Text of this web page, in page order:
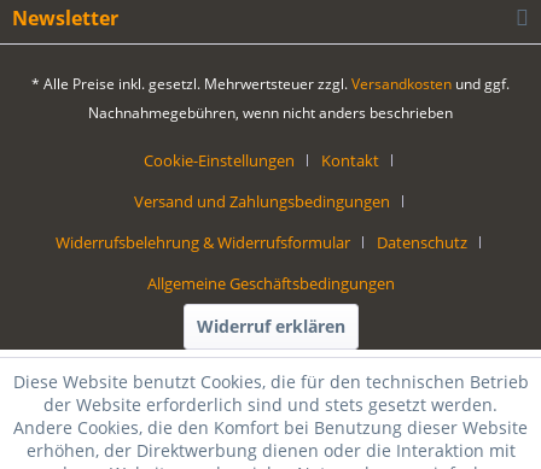
Newsletter
* Alle Preise inkl. gesetzl. Mehrwertsteuer zzgl.Versandkosten und ggf.
Nachnahmegebühren, wenn nicht anders beschrieben
Cookie-Einstellungen
Kontakt
Versand und Zahlungsbedingungen
Widerrufsbelehrung & Widerrufsformular
Datenschutz
Allgemeine Geschäftsbedingungen
Widerruf erklären
Diese Website benutzt Cookies, die für den technischen Betrieb
der Website erforderlich sind und stets gesetzt werden.
Andere Cookies, die den Komfort bei Benutzung dieser Website
erhöhen, der Direktwerbung dienen oder die Interaktion mit